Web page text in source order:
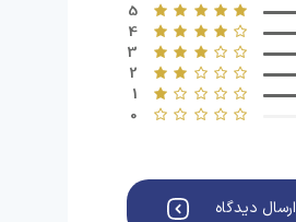
5
4
3
2
1
0
ارسال دیدگاه